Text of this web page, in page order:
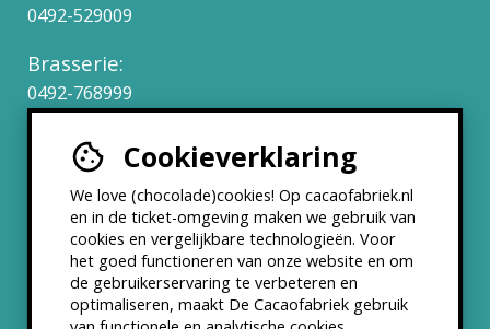
Cookieverklaring
We love (chocolade)cookies! Op cacaofabriek.nl
en in de ticket-omgeving maken we gebruik van
cookies en vergelijkbare technologieën. Voor
het goed functioneren van onze website en om
de gebruikerservaring te verbeteren en
optimaliseren, maakt De Cacaofabriek gebruik
0492-529009
Brasserie:
0492-768999
Werken bij
Partners & Samenwerkingen
ANBI status
Nieuwsbrief